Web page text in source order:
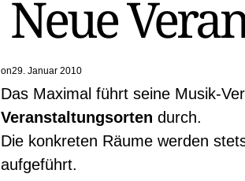
Neue
on29. Januar 2010
Das Maximal führt seine Musik-
Veranstaltungsorten durch.
Die konkreten Räume werden
aufgeführt.